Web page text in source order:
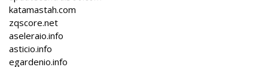
katamastah.com
zqscore.net
aseleraio.info
asticio.info
egardenio.info